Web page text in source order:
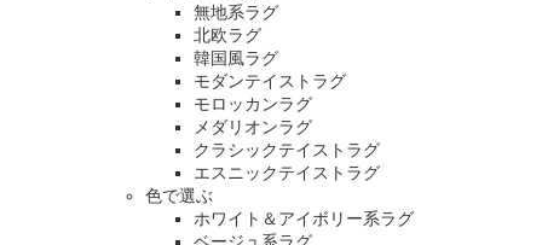
無地系ラグ
北欧ラグ
韓国風ラグ
モダンテイストラグ
モロッカンラグ
メダリオンラグ
クラシックテイストラグ
エスニックテイストラグ
色で選ぶ
ホワイト＆アイボリー系ラグ